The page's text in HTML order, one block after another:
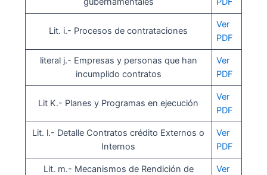
Lit. i.- Procesos de contrataciones
Ver
PDF
literal j.- Empresas y personas que han
incumplido contratos
Ver
PDF
Lit K.- Planes y Programas en ejecución
Ver
PDF
Lit. l.- Detalle Contratos crédito Externos o
Internos
Ver
PDF
Lit. m.- Mecanismos de Rendición de
Ver